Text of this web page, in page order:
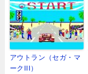
アウトラン（セガ・マ
ークIII）